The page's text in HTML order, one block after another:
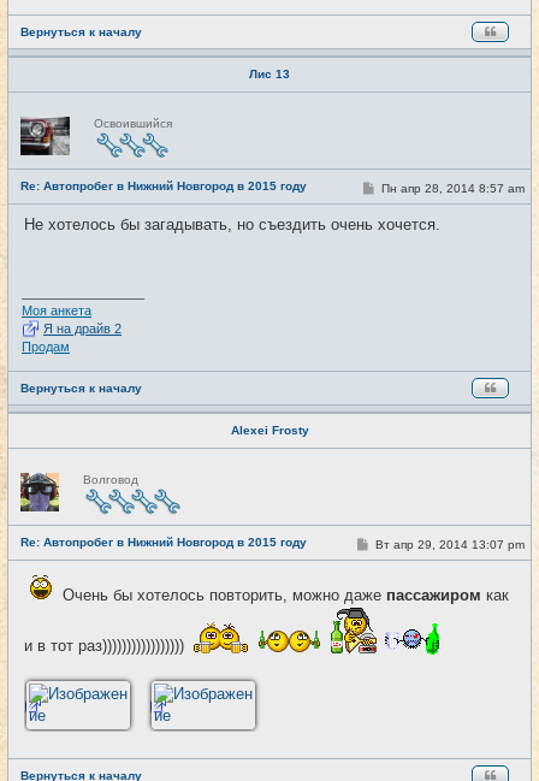
Вернуться к началу
Лис 13
Н
е
в
с
е
т
и
Освоившийся
Re: Автопробег в Нижний Новгород в 2015 году #3
С
о
б
Пн апр 28, 2014 8:57 am
Не хотелось бы загадывать, но съездить очень хочется.
Моя анкета
Я на драйв 2
Продам
Вернуться к началу
Alexei Frosty
Н
е
в
с
е
т
и
Волговод
Re: Автопробег в Нижний Новгород в 2015 году #4
С
о
щ
н
и
Вт апр 29, 2014 13:07 pm
Очень бы хотелось повторить, можно даже пассажиром как
и в тот раз)))))))))))))))))
Вернуться к началу